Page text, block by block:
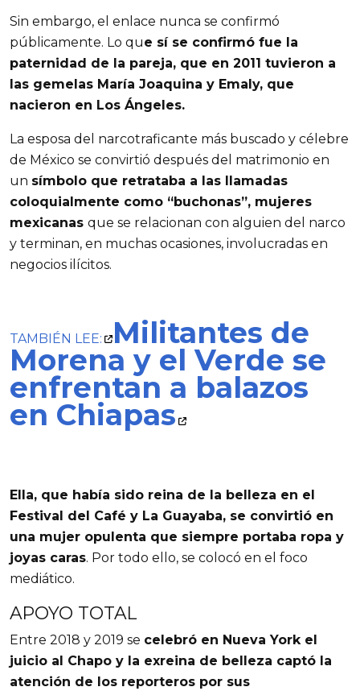
Sin embargo, el enlace nunca se confirmó
públicamente. Lo que sí se confirmó fue la
paternidad de la pareja, que en 2011 tuvieron a
las gemelas María Joaquina y Emaly, que
nacieron en Los Ángeles.
La esposa del narcotraficante más buscado y célebre
de México se convirtió después del matrimonio en
un símbolo que retrataba a las llamadas
coloquialmente como “buchonas”, mujeres
mexicanas que se relacionan con alguien del narco
y terminan, en muchas ocasiones, involucradas en
negocios ilícitos.
TAMBIÉN LEE: Militantes de
Morena y el Verde se
enfrentan a balazos
en Chiapas
Ella, que había sido reina de la belleza en el
Festival del Café y La Guayaba, se convirtió en
una mujer opulenta que siempre portaba ropa y
joyas caras. Por todo ello, se colocó en el foco
mediático.
APOYO TOTAL
Entre 2018 y 2019 se celebró en Nueva York el
juicio al Chapo y la exreina de belleza captó la
atención de los reporteros por sus